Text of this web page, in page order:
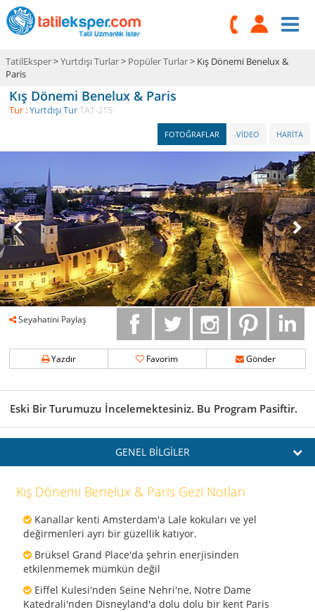
TatilEksper>Yurtdışı Turlar> Popüler Turlar> Kış Dönemi Benelux &
Paris
Kış Dönemi Benelux & Paris
Tur :Yurtdışı TurTAT-215
HARİTA
VİDEO
FOTOĞRAFLAR
Seyahatini Paylaş
Yazdır Favorim Gönder
Eski Bir Turumuzu İncelemektesiniz. Bu Program Pasiftir.
GENEL BİLGİLER
Kış Dönemi Benelux & Paris Gezi Notları
Kanallar kenti Amsterdam'a Lale kokuları ve yel
değirmenleri ayrı bir güzellik katıyor.
Brüksel Grand Place'da şehrin enerjisinden
etkilenmemek mümkün değil
Eiffel Kulesi'nden Seine Nehri'ne, Notre Dame
Katedrali'nden Disneyland'a dolu dolu bir kent Paris